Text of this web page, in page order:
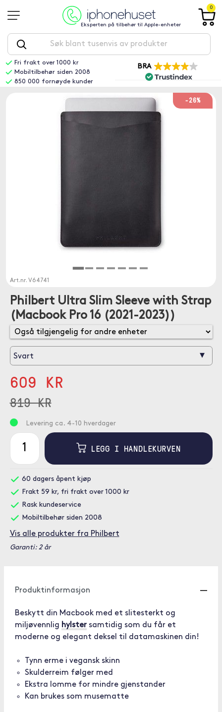
Eksperten på tilbehør til Apple-enheter
0
Fri frakt over 1000 kr
Mobiltilbehør siden 2008
850 000 fornøyde kunder
BRA
-26%
Art.nr. V64741
Philbert Ultra Slim Sleeve with Strap
(Macbook Pro 16 (2021-2023))
Svart ▾
609 KR
819 KR
Levering ca. 4-10 hverdager
LEGG I HANDLEKURVEN
60 dagers åpent kjøp
Frakt 59 kr, fri frakt over 1000 kr
Rask kundeservice
Mobiltilbehør siden 2008
Vis alle produkter fra Philbert
Garanti: 2 år
Produktinformasjon
Beskytt din Macbook med et slitesterkt og
miljøvennlig hylster samtidig som du får et
moderne og elegant deksel til datamaskinen din!
Tynn erme i vegansk skinn
Skulderreim følger med
Ekstra lomme for mindre gjenstander
Kan brukes som musematte